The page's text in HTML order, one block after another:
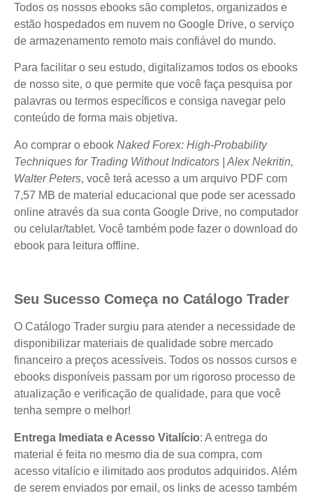
Todos os nossos ebooks são completos, organizados e
estão hospedados em nuvem no Google Drive, o serviço
de armazenamento remoto mais confiável do mundo.
Para facilitar o seu estudo, digitalizamos todos os ebooks
de nosso site, o que permite que você faça pesquisa por
palavras ou termos específicos e consiga navegar pelo
conteúdo de forma mais objetiva.
Ao comprar o ebook Naked Forex: High-Probability
Techniques for Trading Without Indicators | Alex Nekritin,
Walter Peters, você terá acesso a um arquivo PDF com
7,57 MB de material educacional que pode ser acessado
online através da sua conta Google Drive, no computador
ou celular/tablet. Você também pode fazer o download do
ebook para leitura offline.
Seu Sucesso Começa no Catálogo Trader
O Catálogo Trader surgiu para atender a necessidade de
disponibilizar materiais de qualidade sobre mercado
financeiro a preços acessíveis. Todos os nossos cursos e
ebooks disponíveis passam por um rigoroso processo de
atualização e verificação de qualidade, para que você
tenha sempre o melhor!
Entrega Imediata e Acesso Vitalício: A entrega do
material é feita no mesmo dia de sua compra, com
acesso vitalício e ilimitado aos produtos adquiridos. Além
de serem enviados por email, os links de acesso também